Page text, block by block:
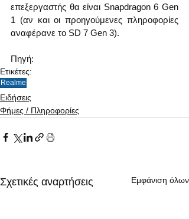
επεξεργαστής θα είναι Snapdragon 6 Gen
1 (αν και οι προηγούμενες πληροφορίες
αναφέρανε το SD 7 Gen 3).
Πηγή:
Ετικέτες:
Realme
Ειδήσεις
Φήμες / Πληροφορίες
Σχετικές αναρτήσεις Εμφάνιση όλων